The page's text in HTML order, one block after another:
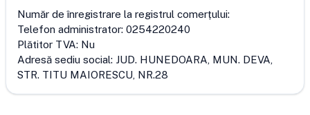
Număr de înregistrare la registrul comerțului:
Telefon administrator: 0254220240
Plătitor TVA: Nu
Adresă sediu social: JUD. HUNEDOARA, MUN. DEVA,
STR. TITU MAIORESCU, NR.28